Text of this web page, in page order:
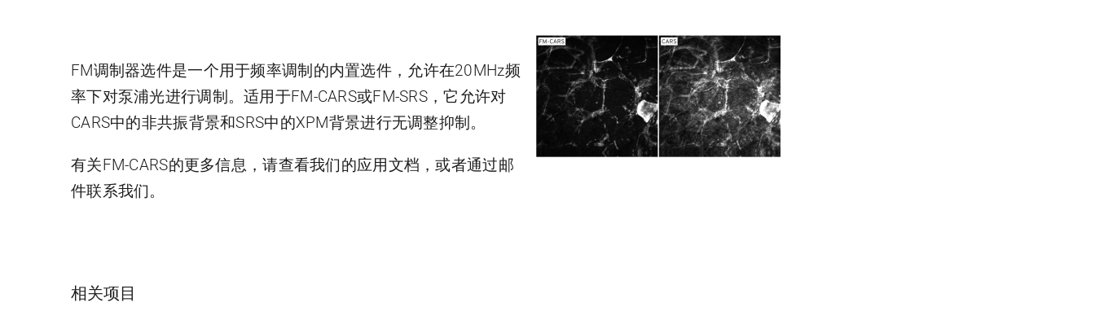
FM调制器选件是一个用于频率调制的内置选件，允许在20MHz频
率下对泵浦光进行调制。适用于FM-CARS或FM-SRS，它允许对
CARS中的非共振背景和SRS中的XPM背景进行无调整抑制。
有关FM-CARS的更多信息，请查看我们的应用文档，或者通过邮
件联系我们。
相关项目